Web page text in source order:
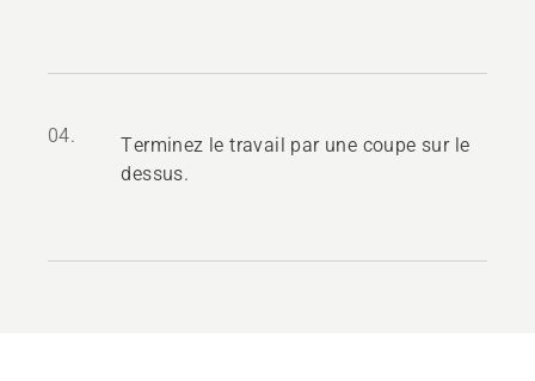
04.
Terminez le travail par une coupe sur le
dessus.